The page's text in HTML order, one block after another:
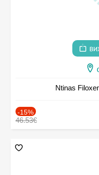
Ntinas
-15%
46.53€